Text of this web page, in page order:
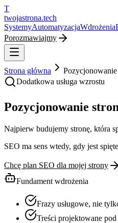
T
twojastrona.tech
SystemyAutomatyzacjaWdrożenia
Porozmawiajmy
Strona główna
Dodatkowa usługa wzrostu
Pozycjonowanie
Najpierw budujemy stronę, która
SEO ma sens wtedy, gdy jest
Chcę plan SEO dla mojej strony
Fundament wdrożenia
Frazy usługowe, nie
Treści projektowane